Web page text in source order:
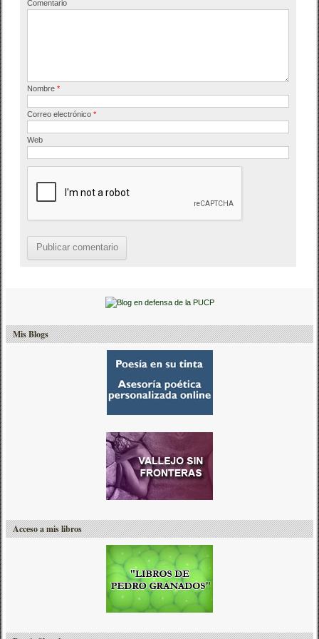
o
Comentario
Nombre*
Correo electrónico*
Web
Mis Blogs
Acceso a mis libros